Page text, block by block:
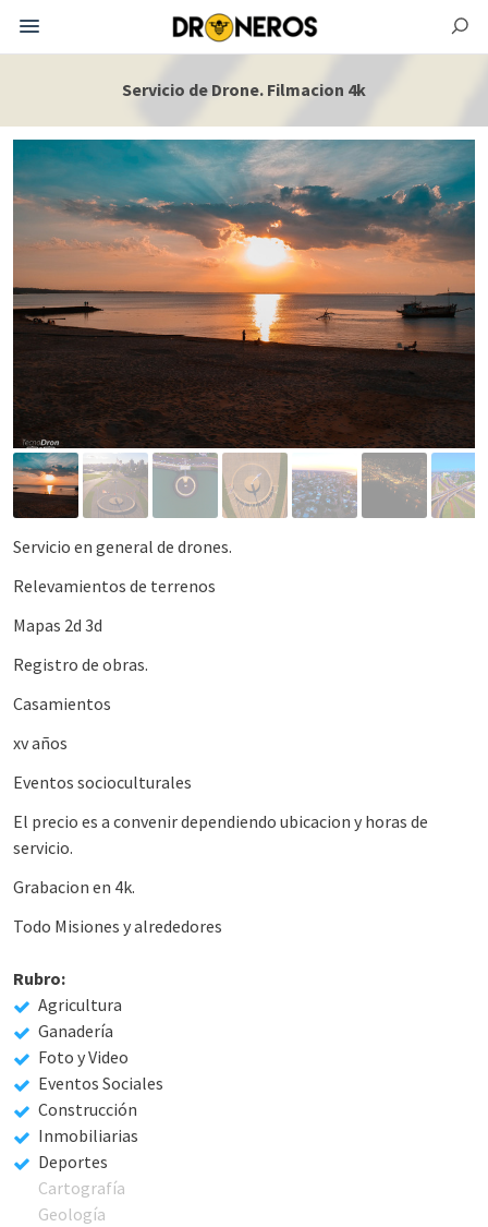
Servicio de Drone. Filmacion 4k
Servicio en general de drones.
Relevamientos de terrenos
Mapas 2d 3d
Registro de obras.
Casamientos
xv años
Eventos socioculturales
El precio es a convenir dependiendo ubicacion y horas de
servicio.
Grabacion en 4k.
Todo Misiones y alrededores
Rubro:
Agricultura
Ganadería
Foto y Video
Eventos Sociales
Construcción
Inmobiliarias
Deportes
Cartografía
Geología